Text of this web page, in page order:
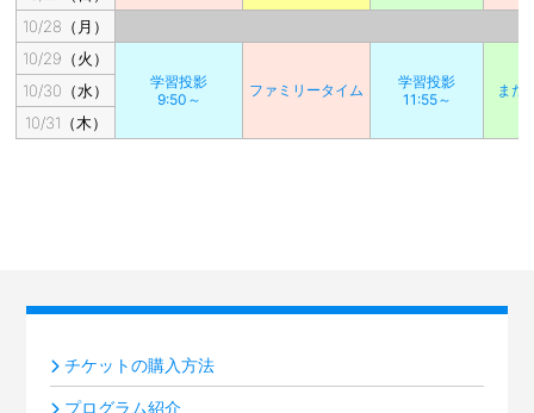
10/28（月）
10/29（火）
学習投影
9:50～
ファミリータイム
学習投影
11:55～
まだ
10/30（水）
10/31（木）
チケットの購入方法
プログラム紹介